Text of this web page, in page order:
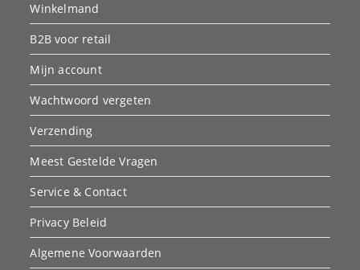
Winkelmand
B2B voor retail
Mijn account
Wachtwoord vergeten
Verzending
Meest Gestelde Vragen
Service & Contact
Privacy Beleid
Algemene Voorwaarden